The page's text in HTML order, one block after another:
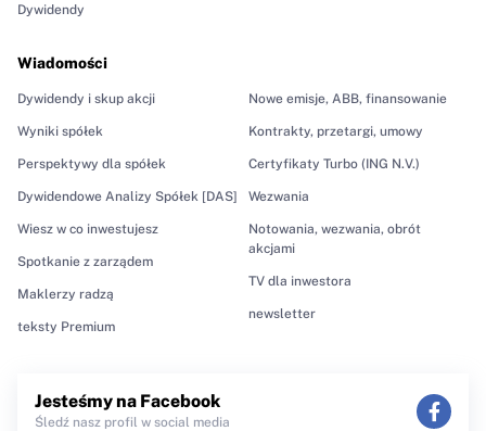
Dywidendy
Wiadomości
Dywidendy i skup akcji
Wyniki spółek
Perspektywy dla spółek
Dywidendowe Analizy Spółek [DAS]
Wiesz w co inwestujesz
Spotkanie z zarządem
Maklerzy radzą
teksty Premium
Nowe emisje, ABB, finansowanie
Kontrakty, przetargi, umowy
Certyfikaty Turbo (ING N.V.)
Wezwania
Notowania, wezwania, obrót
akcjami
TV dla inwestora
newsletter
Jesteśmy na Facebook
Śledź nasz profil w social media